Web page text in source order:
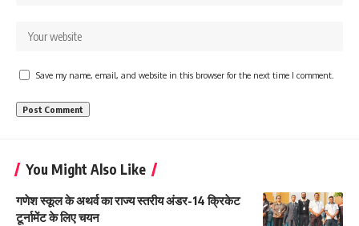
Save my name, email, and website in this browser for the next time I comment.
You Might Also Like
गणेश स्कूल के अथर्व का राज्य स्तरीय अंडर-14 क्रिकेट
टूर्नामेंट के लिए चयन